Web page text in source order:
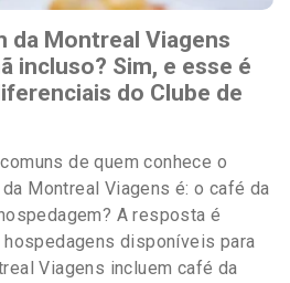
da Montreal Viagens
incluso? Sim, e esse é
do Clube de
de quem conhece o
Montreal Viagens é: o café da
A resposta é
disponíveis para
Viagens incluem café da